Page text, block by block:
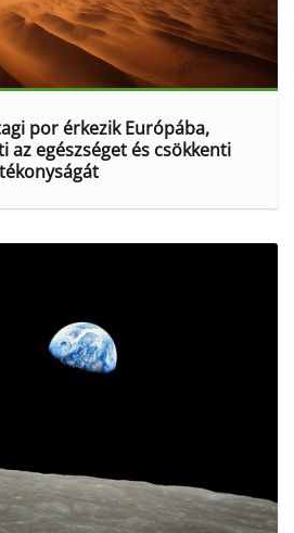
por érkezik Európába,
az egészséget és csökkenti